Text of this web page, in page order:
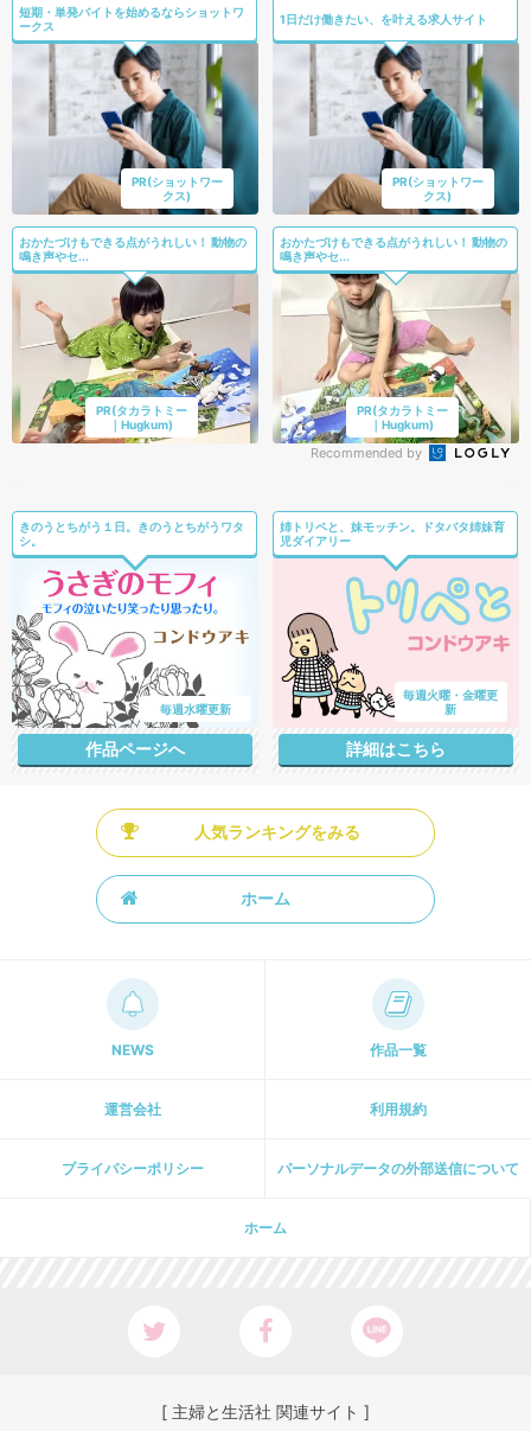
短期・単発バイトを始めるならショットワ
ークス
PR(ショットワー
クス)
1日だけ働きたい、を叶える求人サイト
PR(ショットワー
クス)
おかたづけもできる点がうれしい！ 動物の
鳴き声やセ...
PR(タカラトミー
｜Hugkum)
おかたづけもできる点がうれしい！ 動物の
鳴き声やセ...
PR(タカラトミー
｜Hugkum)
Recommended by
きのうとちがう１日。きのうとちがうワタ
シ。
毎週水曜更新
作品ページへ
姉トリペと、妹モッチン。ドタバタ姉妹育
児ダイアリー
毎週火曜・金曜更
新
詳細はこちら
人気ランキングをみる
ホーム
NEWS 作品一覧
運営会社 利用規約
プライパシーポリシー パーソナルデータの外部送信について
ホーム
[ 主婦と生活社 関連サイト ]